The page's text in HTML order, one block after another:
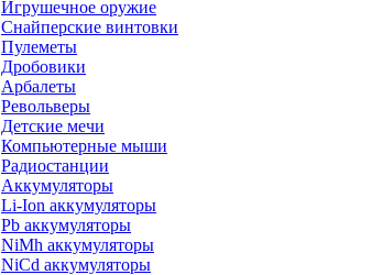
Игрушечное оружие
Снайперские винтовки
Пулеметы
Дробовики
Арбалеты
Револьверы
Детские мечи
Компьютерные мыши
Радиостанции
Аккумуляторы
Li-Ion аккумуляторы
Pb аккумуляторы
NiMh аккумуляторы
NiCd аккумуляторы